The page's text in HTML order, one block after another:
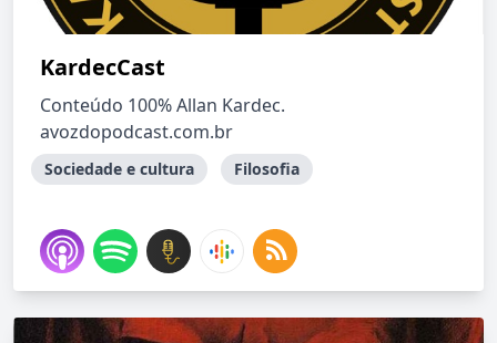
KardecCast
Conteúdo 100% Allan Kardec.
avozdopodcast.com.br
Sociedade e cultura Filosofia